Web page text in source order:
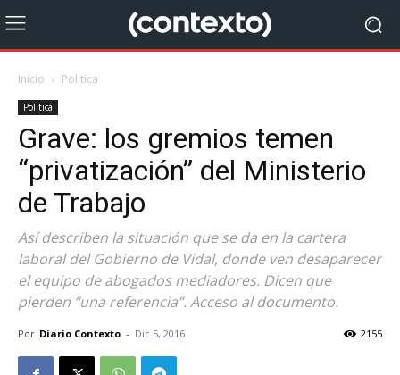
Inicio Politica
Politica
Grave: los gremios temen
“privatización” del Ministerio
de Trabajo
Así describen la situación que se da en la cartera
laboral del Gobierno de Vidal, donde ven desaparecer
el equipo de abogados mediadores. Dicen que
pierden “una referencia”. Acceso al documento.
Por Diario Contexto - Dic 5, 2016 2155